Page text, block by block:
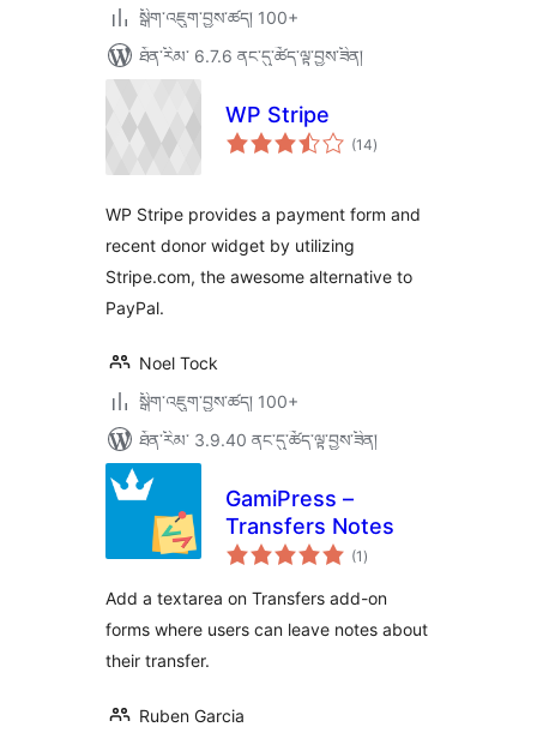
སྒྲིག་འཇུག་བྱས་ཚད། 100+
ཐོན་རིམ་ 6.7.6 ནང་དུ་ཚོད་ལྟ་བྱས་ཟིན།
WP Stripe
(14གདེང་
འཇོག་
)
WP Stripe provides a payment form and
recent donor widget by utilizing
Stripe.com, the awesome alternative to
PayPal.
Noel Tock
སྒྲིག་འཇུག་བྱས་ཚད། 100+
ཐོན་རིམ་ 3.9.40 ནང་དུ་ཚོད་ལྟ་བྱས་ཟིན།
GamiPress –
Transfers Notes
(1 གདེང་
འཇོག་
ཚང་།
)
Add a textarea on Transfers add-on
forms where users can leave notes about
their transfer.
Ruben Garcia